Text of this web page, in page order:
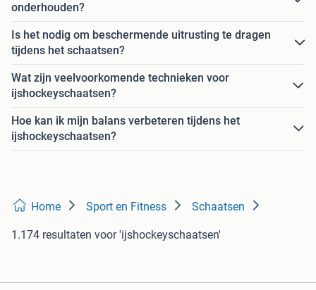
onderhouden?
Is het nodig om beschermende uitrusting te dragen
tijdens het schaatsen?
Wat zijn veelvoorkomende technieken voor
ijshockeyschaatsen?
Hoe kan ik mijn balans verbeteren tijdens het
ijshockeyschaatsen?
Home Sport en Fitness Schaatsen
1.174 resultaten voor 'ijshockeyschaatsen'